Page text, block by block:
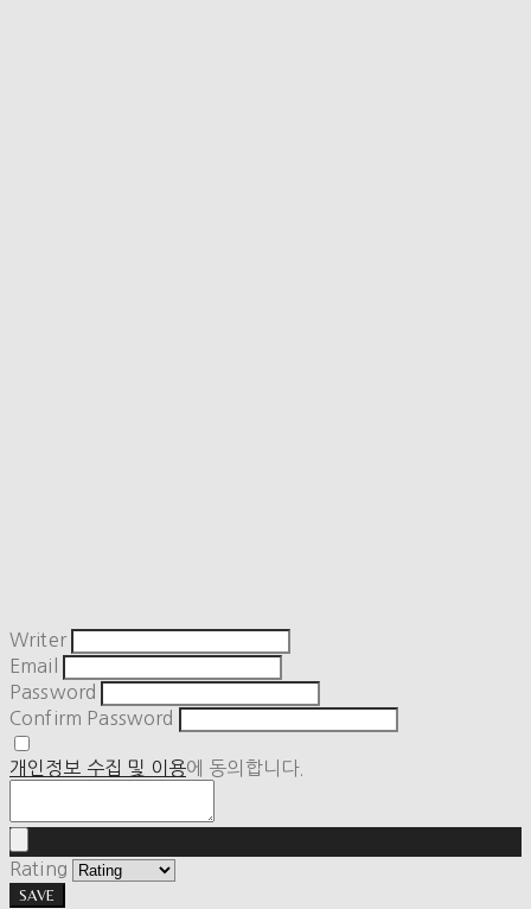
Writer
Email
Password
Confirm Password
개인정보 수집 및 이용에 동의합니다.
Rating
SAVE